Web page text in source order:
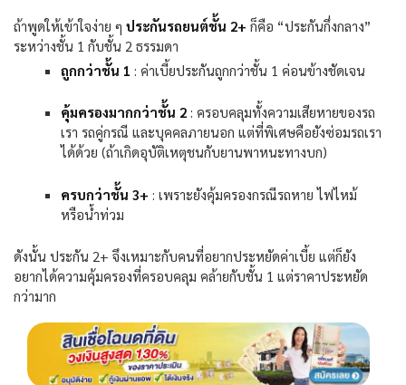
ถ้าพูดให้เข้าใจง่าย ๆ ประกันรถยนต์ชั้น 2+ ก็คือ “ประกันกึ่งกลาง”
ระหว่างชั้น 1 กับชั้น 2 ธรรมดา
ถูกกว่าชั้น 1 : ค่าเบี้ยประกันถูกกว่าชั้น 1 ค่อนข้างชัดเจน
คุ้มครองมากกว่าชั้น 2: ครอบคลุมทั้งความเสียหายของรถ
เรา รถคู่กรณี และบุคคลภายนอก แต่ที่พิเศษคือยังซ่อมรถเรา
ได้ด้วย (ถ้าเกิดอุบัติเหตุชนกับยานพาหนะทางบก)
ครบกว่าชั้น 3+ : เพราะยังคุ้มครองกรณีรถหาย ไฟไหม้
หรือน้ำท่วม
ดังนั้น ประกัน 2+ จึงเหมาะกับคนที่อยากประหยัดค่าเบี้ย แต่ก็ยัง
อยากได้ความคุ้มครองที่ครอบคลุม คล้ายกับชั้น 1 แต่ราคาประหยัด
กว่ามาก